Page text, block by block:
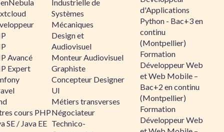
Avancé
Expert
cours PHP
SE / Java EE
Industrielle de
Systèmes
Mécaniques
Design et
Audiovisuel
Monteur Audiovisuel
Graphiste
Concepteur Designer
UI
Métiers transverses
Négociateur
Technico-
d'Applications
Python - Bac+3 en
continu
(Montpellier)
Formation
Développeur Web
et Web Mobile –
Bac+2 en continu
(Montpellier)
Formation
Développeur Web